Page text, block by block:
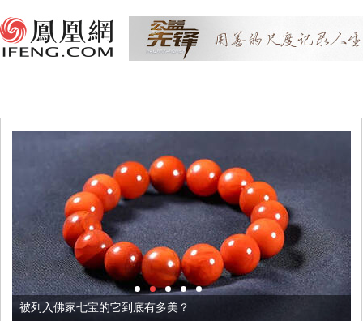
被列入佛家七宝的它到底有多美？